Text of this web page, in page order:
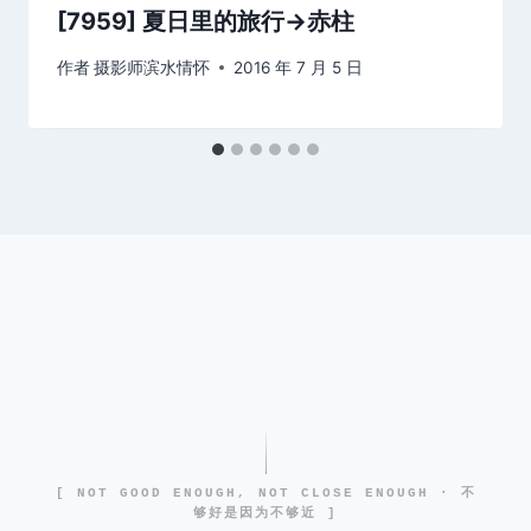
[7959] 夏日里的旅行→赤柱
作者摄影师滨水情怀 2016 年 7 月 5 日
[ NOT GOOD ENOUGH, NOT CLOSE ENOUGH · 不
够好是因为不够近 ]